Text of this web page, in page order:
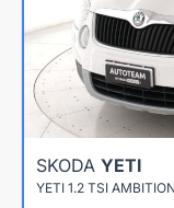
SKODA YETI
YETI 1.2 TSI